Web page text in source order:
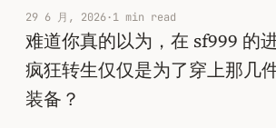
29 6 月, 2026·1 min read
难道你真的以为，在 sf999 的
疯狂转生仅仅是为了穿上那几
装备？